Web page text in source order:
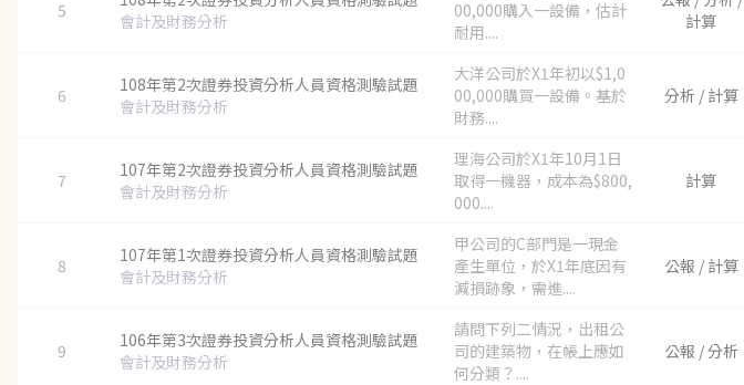
5
會計及財務分析
00,000購入一設備，估計
耐用....
計算
6
108年第2次證券投資分析人員資格測驗試題
會計及財務分析
大洋公司於X1年初以$1,0
00,000購買一設備。基於
財務....
分析 / 計算
7
107年第2次證券投資分析人員資格測驗試題
會計及財務分析
理海公司於X1年10月1日
取得一機器，成本為$800,
000....
計算
8
107年第1次證券投資分析人員資格測驗試題
會計及財務分析
甲公司的C部門是一現金
產生單位，於X1年底因有
減損跡象，需進....
公報 / 計算
9
106年第3次證券投資分析人員資格測驗試題
會計及財務分析
請問下列二情況，出租公
司的建築物，在帳上應如
何分類？....
公報 / 分析